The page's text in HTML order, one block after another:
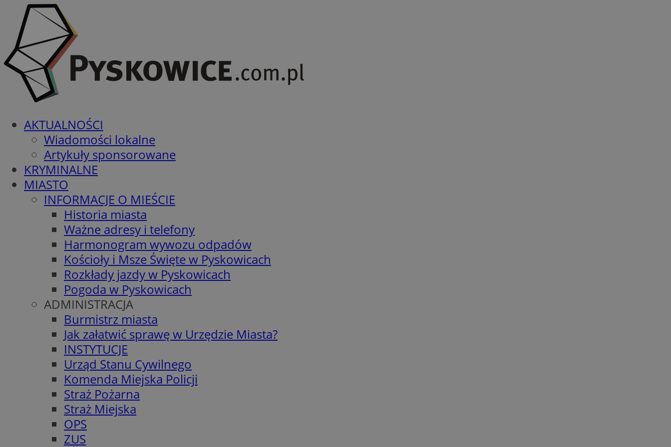
AKTUALNOŚCI
Wiadomości lokalne
Artykuły sponsorowane
KRYMINALNE
MIASTO
INFORMACJE O MIEŚCIE
Historia miasta
Ważne adresy i telefony
Harmonogram wywozu odpadów
Kościoły i Msze Święte w Pyskowicach
Rozkłady jazdy w Pyskowicach
Pogoda w Pyskowicach
ADMINISTRACJA
Burmistrz miasta
Jak załatwić sprawę w Urzędzie Miasta?
INSTYTUCJE
Urząd Stanu Cywilnego
Komenda Miejska Policji
Straż Pożarna
Straż Miejska
OPS
ZUS